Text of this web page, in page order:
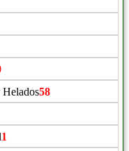
Helados58
1